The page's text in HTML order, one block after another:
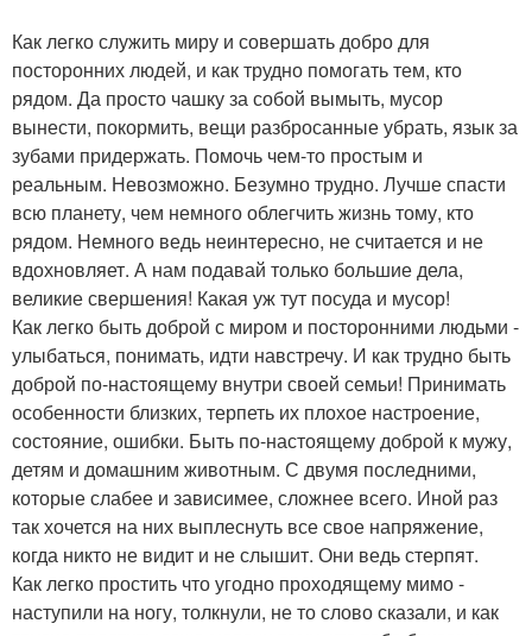
Как легко служить миру и совершать добро для
посторонних людей, и как трудно помогать тем, кто
рядом. Да просто чашку за собой вымыть, мусор
вынести, покормить, вещи разбросанные убрать, язык за
зубами придержать. Помочь чем-то простым и
реальным. Невозможно. Безумно трудно. Лучше спасти
всю планету, чем немного облегчить жизнь тому, кто
рядом. Немного ведь неинтересно, не считается и не
вдохновляет. А нам подавай только большие дела,
великие свершения! Какая уж тут посуда и мусор!
Как легко быть доброй с миром и посторонними людьми -
улыбаться, понимать, идти навстречу. И как трудно быть
доброй по-настоящему внутри своей семьи! Принимать
особенности близких, терпеть их плохое настроение,
состояние, ошибки. Быть по-настоящему доброй к мужу,
детям и домашним животным. С двумя последними,
которые слабее и зависимее, сложнее всего. Иной раз
так хочется на них выплеснуть все свое напряжение,
когда никто не видит и не слышит. Они ведь стерпят.
Как легко простить что угодно проходящему мимо -
наступили на ногу, толкнули, не то слово сказали, и как